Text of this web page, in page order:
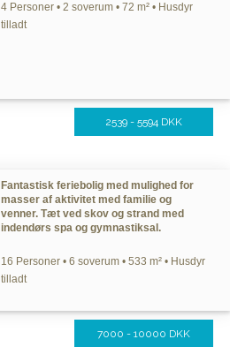
4 Personer • 2 soverum • 72 m² • Husdyr
tilladt
2539 - 5594 DKK
Fantastisk feriebolig med mulighed for
masser af aktivitet med familie og
venner. Tæt ved skov og strand med
indendørs spa og gymnastiksal.
16 Personer • 6 soverum • 533 m² • Husdyr
tilladt
7000 - 10000 DKK